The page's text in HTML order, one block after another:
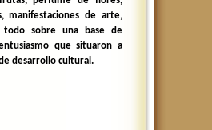
manifestaciones de arte,
todo sobre una base de
que situaron a
desarrollo cultural.